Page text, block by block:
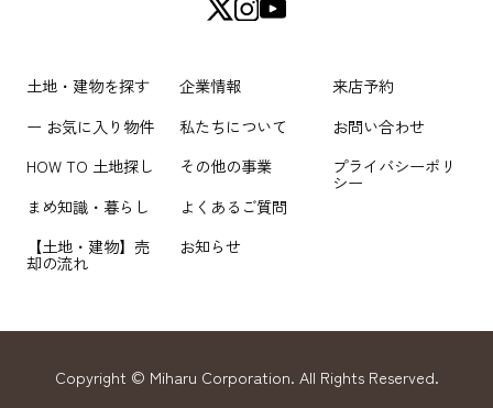
土地・建物を探す
ー お気に入り物件
HOW TO 土地探し
まめ知識・暮らし
【土地・建物】売
却の流れ
企業情報
私たちについて
その他の事業
よくあるご質問
お知らせ
来店予約
お問い合わせ
プライバシーポリ
シー
Copyright © Miharu Corporation. All Rights Reserved.